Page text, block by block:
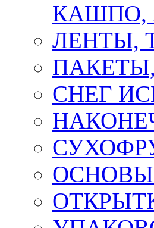
КАШПО,
ЛЕНТЫ,
СНЕГ
ОСНОВЫ